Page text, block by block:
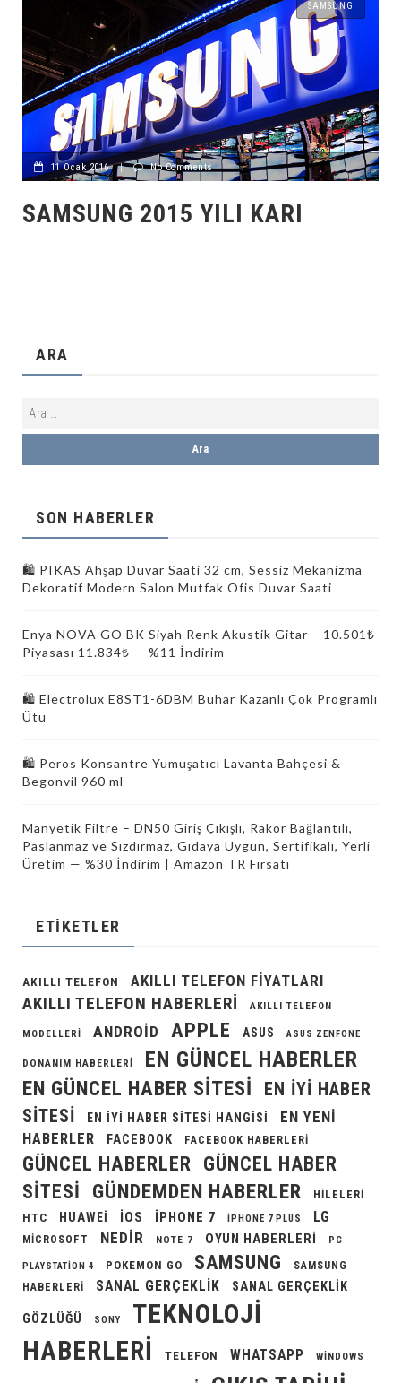
SAMSUNG
11 Ocak 2016 | No Comments
SAMSUNG 2015 YILI KARI
ARA
SON HABERLER
🛍️ PIKAS Ahşap Duvar Saati 32 cm, Sessiz Mekanizma
Dekoratif Modern Salon Mutfak Ofis Duvar Saati
Enya NOVA GO BK Siyah Renk Akustik Gitar – 10.501₺
Piyasası 11.834₺ — %11 İndirim
🛍 Electrolux E8ST1-6DBM Buhar Kazanlı Çok Programlı
Ütü
🛍️ Peros Konsantre Yumuşatıcı Lavanta Bahçesi &
Begonvil 960 ml
Manyetik Filtre – DN50 Giriş Çıkışlı, Rakor Bağlantılı,
Paslanmaz ve Sızdırmaz, Gıdaya Uygun, Sertifikalı, Yerli
Üretim — %30 İndirim | Amazon TR Fırsatı
ETIKETLER
AKILLI TELEFON AKILLI TELEFON FIYATLARI
AKILLI TELEFON HABERLERI AKILLI TELEFON
MODELLERI ANDROID APPLE ASUS ASUS ZENFONE
DONANIM HABERLERI EN GÜNCEL HABERLER
EN GÜNCEL HABER SITESI
EN IYI HABER
SITESI
EN IYI HABER SITESI HANGISI
EN YENI
HABERLER
FACEBOOK FACEBOOK HABERLERI
GÜNCEL HABERLER
GÜNCEL HABER
SITESI
GÜNDEMDEN HABERLER
HILELERI
HTC
HUAWEI IOS IPHONE 7 IPHONE 7 PLUS LG
MICROSOFT NEDIR NOTE 7 OYUN HABERLERI PC
PLAYSTATION 4 POKEMON GO SAMSUNG
SAMSUNG
HABERLERI
SANAL GERÇEKLIK SANAL GERÇEKLIK
GÖZLÜĞÜ SONY
TEKNOLOJI
HABERLERI
TELEFON WHATSAPP WINDOWS